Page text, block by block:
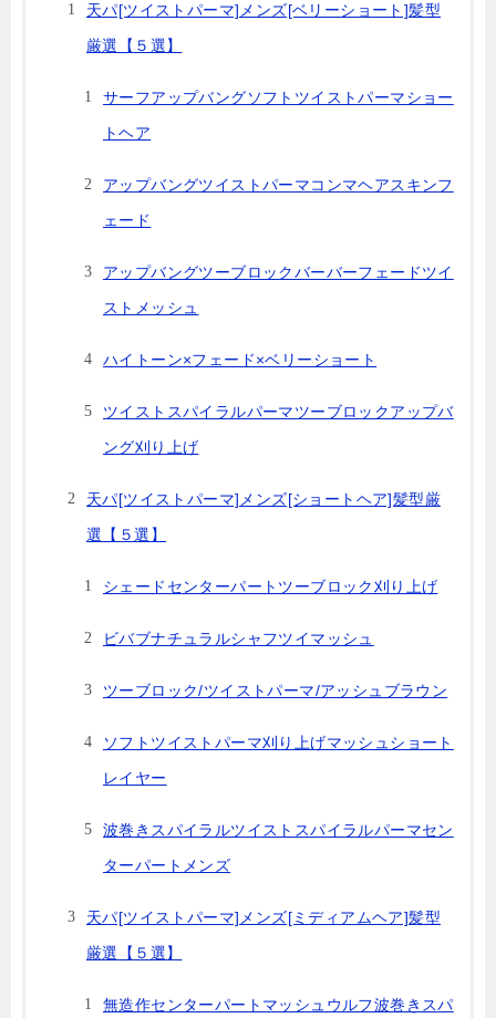
天パ[ツイストパーマ]メンズ[ベリーショート]髪型
厳選【５選】
サーフアップバングソフトツイストパーマショー
トヘア
アップバングツイストパーマコンマヘアスキンフ
ェード
アップバングツーブロックバーバーフェードツイ
ストメッシュ
ハイトーン×フェード×ベリーショート
ツイストスパイラルパーマツーブロックアップバ
ング刈り上げ
天パ[ツイストパーマ]メンズ[ショートヘア]髪型厳
選【５選】
シェードセンターパートツーブロック刈り上げ
ビバブナチュラルシャフツイマッシュ
ツーブロック/ツイストパーマ/アッシュブラウン
ソフトツイストパーマ刈り上げマッシュショート
レイヤー
波巻きスパイラルツイストスパイラルパーマセン
ターパートメンズ
天パ[ツイストパーマ]メンズ[ミディアムヘア]髪型
厳選【５選】
無造作センターパートマッシュウルフ波巻きスパ